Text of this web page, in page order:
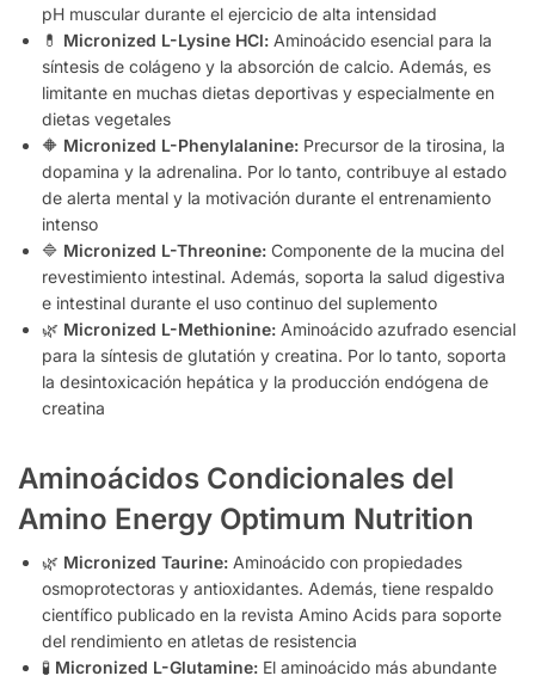
pH muscular durante el ejercicio de alta intensidad
💊 Micronized L-Lysine HCl: Aminoácido esencial para la
síntesis de colágeno y la absorción de calcio. Además, es
limitante en muchas dietas deportivas y especialmente en
dietas vegetales
🔶 Micronized L-Phenylalanine: Precursor de la tirosina, la
dopamina y la adrenalina. Por lo tanto, contribuye al estado
de alerta mental y la motivación durante el entrenamiento
intenso
🔷 Micronized L-Threonine: Componente de la mucina del
revestimiento intestinal. Además, soporta la salud digestiva
e intestinal durante el uso continuo del suplemento
🌿 Micronized L-Methionine: Aminoácido azufrado esencial
para la síntesis de glutatión y creatina. Por lo tanto, soporta
la desintoxicación hepática y la producción endógena de
creatina
Aminoácidos Condicionales del
Amino Energy Optimum Nutrition
🌿 Micronized Taurine: Aminoácido con propiedades
osmoprotectoras y antioxidantes. Además, tiene respaldo
científico publicado en la revista Amino Acids para soporte
del rendimiento en atletas de resistencia
🧪 Micronized L-Glutamine: El aminoácido más abundante